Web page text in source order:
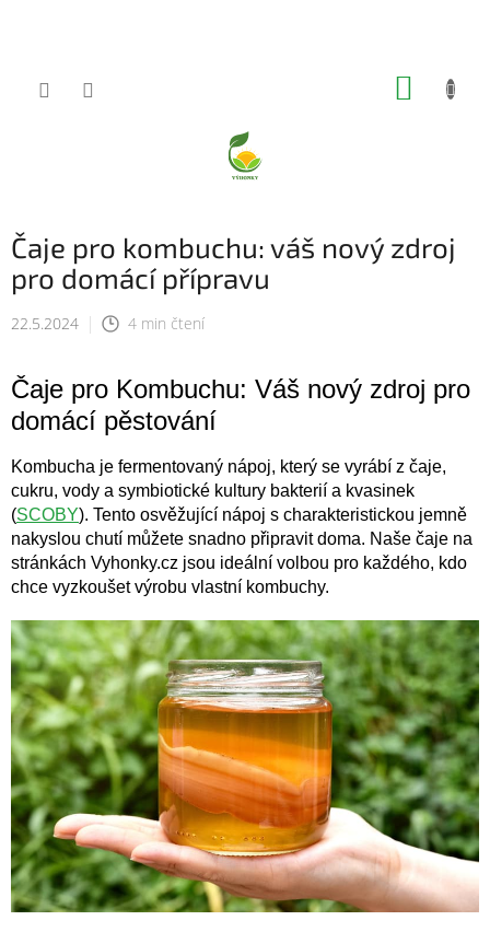
Čaje pro kombuchu: váš nový zdroj
pro domácí přípravu
22.5.2024 4 min čtení
Čaje pro Kombuchu: Váš nový zdroj pro
domácí pěstování
Kombucha je fermentovaný nápoj, který se vyrábí z čaje,
cukru, vody a symbiotické kultury bakterií a kvasinek
(SCOBY). Tento osvěžující nápoj s charakteristickou jemně
nakyslou chutí můžete snadno připravit doma. Naše čaje na
stránkách Vyhonky.cz jsou ideální volbou pro každého, kdo
chce vyzkoušet výrobu vlastní kombuchy.